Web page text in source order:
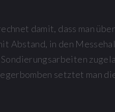
damit, dass man
Abstand, in den
setztet man